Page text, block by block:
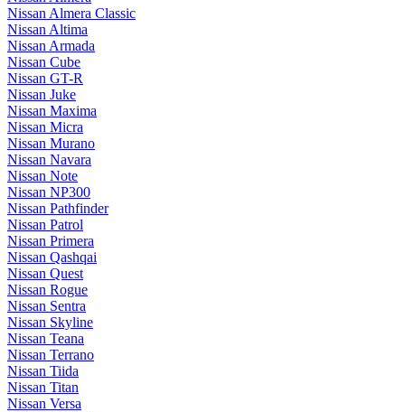
Nissan Almera Classic
Nissan Altima
Nissan Armada
Nissan Cube
Nissan GT-R
Nissan Juke
Nissan Maxima
Nissan Micra
Nissan Murano
Nissan Navara
Nissan Note
Nissan NP300
Nissan Pathfinder
Nissan Patrol
Nissan Primera
Nissan Qashqai
Nissan Quest
Nissan Rogue
Nissan Sentra
Nissan Skyline
Nissan Teana
Nissan Terrano
Nissan Tiida
Nissan Titan
Nissan Versa